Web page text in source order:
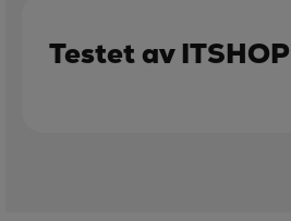
Testet av ITSHOP